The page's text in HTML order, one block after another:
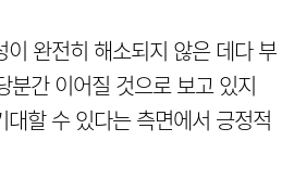
완전히 해소되지 않은 데다 부
분간 이어질 것으로 보고 있지
할 수 있다는 측면에서 긍정적